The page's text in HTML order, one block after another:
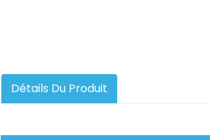
Détails Du Produit